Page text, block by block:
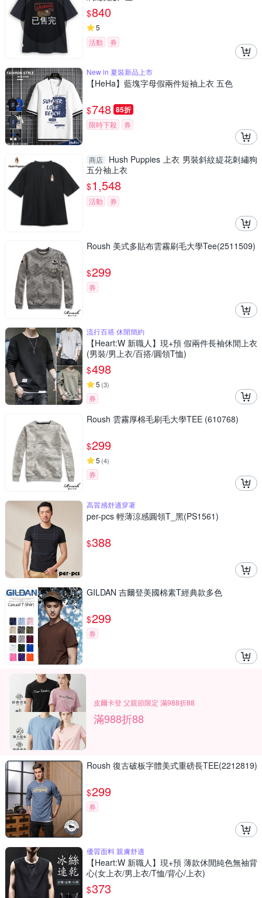
已售完
$840
5
活動
券
New in 夏裝新品上市
【HeHa】藍塊字母假兩件短袖上衣 五色
$748 85折
限時下殺 券
商店
Hush Puppies 上衣 男裝斜紋緹花刺繡狗
五分袖上衣
$1,548
活動 券
Roush 美式多貼布雲霧刷毛大學Tee(2511509)
$299
券
流行百搭 休閒簡約
【Heart:W 新職人】現+預 假兩件長袖休閒上衣
(男裝/男上衣/百搭/圓領T恤)
$498
5 (3)
券
Roush 雲霧厚棉毛刷毛大學TEE (610768)
$299
5 (4)
券
高質感舒適穿著
per-pcs 輕薄涼感圓領T_黑(PS1561)
$388
GILDAN 吉爾登美國棉素T經典款多色
$299
券
皮爾卡登 父親節限定 滿988折88
滿988折88
Roush 復古破板字體美式重磅長TEE(2212819)
$299
券
優質面料 親膚舒適
【Heart:W 新職人】現+預 薄款休閒純色無袖背
心(女上衣/男上衣/T恤/背心/上衣)
$373